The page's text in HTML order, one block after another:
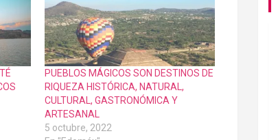
PUEBLOS MÁGICOS SON DESTINOS DE
RIQUEZA HISTÓRICA, NATURAL,
CULTURAL, GASTRONÓMICA Y
ARTESANAL
5 octubre, 2022